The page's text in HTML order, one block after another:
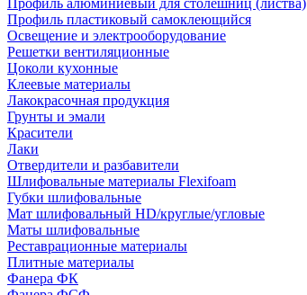
Профиль алюминиевый для столешниц (листва)
Профиль пластиковый самоклеющийся
Освещение и электрооборудование
Решетки вентиляционные
Цоколи кухонные
Клеевые материалы
Лакокрасочная продукция
Грунты и эмали
Красители
Лаки
Отвердители и разбавители
Шлифовальные материалы Flexifoam
Губки шлифовальные
Мат шлифовальный HD/круглые/угловые
Маты шлифовальные
Реставрационные материалы
Плитные материалы
Фанера ФК